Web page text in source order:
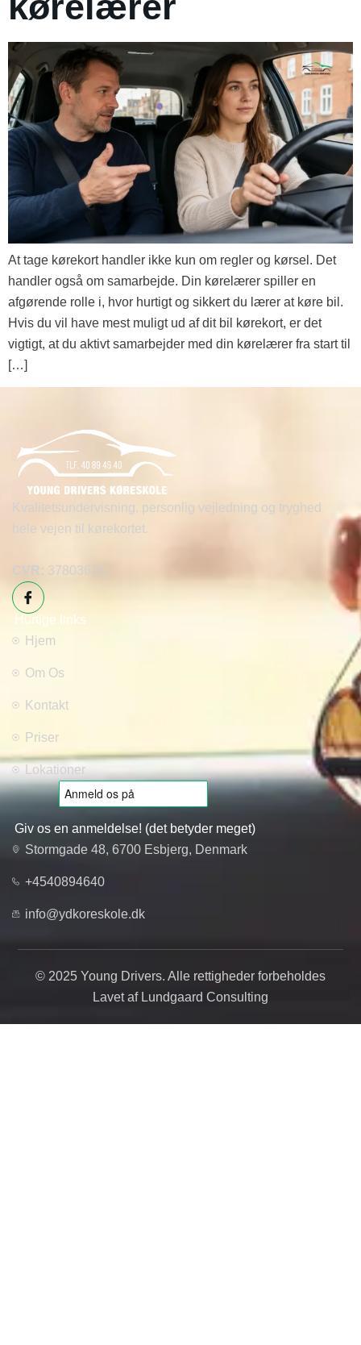
At tage kørekort handler ikke kun om regler og kørsel. Det
handler også om samarbejde. Din kørelærer spiller en
afgørende rolle i, hvor hurtigt og sikkert du lærer at køre bil.
Hvis du vil have mest muligt ud af dit bil kørekort, er det
vigtigt, at du aktivt samarbejder med din kørelærer fra start til
[…]
Kvalitetsundervisning, personlig vejledning og tryghed
hele vejen til kørekortet.
CVR: 37803626
Hurtige links
Hjem
Om Os
Kontakt
Priser
Lokationer
Giv os en anmeldelse! (det betyder meget)
Stormgade 48, 6700 Esbjerg, Denmark
+4540894640
info@ydkoreskole.dk
© 2025 Young Drivers. Alle rettigheder forbeholdes
Lavet af Lundgaard Consulting